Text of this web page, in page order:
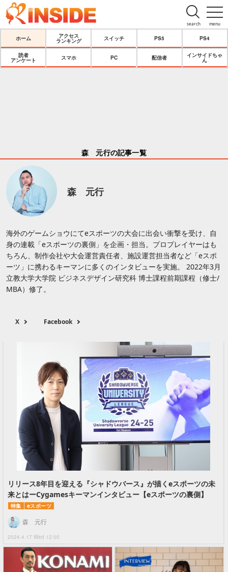
menu
search
ホーム
アクセス
ランキング
スイッチ PS5 PS4
読者
アンケート
スマホ PC 配信者
インサイドちゃ
ん
森 元行の記事一覧
森 元行
海外のゲームショウにてeスポーツの大会に出会い衝撃を受け、自
身の連載「eスポーツの裏側」を企画・担当。プロプレイヤーはも
ちろん、制作会社や大会運営責任者、施設運営担当者など「eスポ
ーツ」に携わるキーマンに多くのインタビューを実施。 2022年3月
立教大学大学院 ビジネスデザイン研究科 博士課程前期課程（修士/
MBA）修了。
X Facebook
リリース8年目を迎える『シャドウバース』が描くeスポーツの未
来とはーCygamesキーマンインタビュー【eスポーツの裏側】
特集 eスポーツ
2024.4.17 Wed 12:00
森 元行